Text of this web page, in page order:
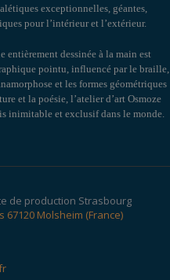
exceptionnelles, géantes,
pour l’intérieur et l’extérieur.
entièrement dessinée à la main est
pointu, influencé par le braille,
et les formes géométriques
et la poésie, l’atelier d’art Osmoze
inimitable et exclusif dans le monde.
de production Strasbourg
67120 Molsheim (France)